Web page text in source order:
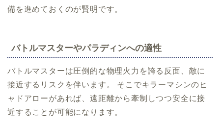
備を進めておくのが賢明です。
バトルマスターやパラディンへの適性
バトルマスターは圧倒的な物理火力を誇る反面、敵に
接近するリスクを伴います。 そこでキラーマシンのヒ
ャドアローがあれば、遠距離から牽制しつつ安全に接
近することが可能になります。